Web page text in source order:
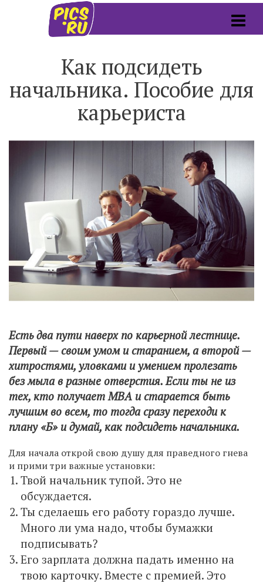
Как подсидеть
начальника. Пособие для
карьериста
Есть два пути наверх по карьерной лестнице.
Первый — своим умом и старанием, а второй —
хитростями, уловками и умением пролезать
без мыла в разные отверстия. Если ты не из
тех, кто получает MBA и старается быть
лучшим во всем, то тогда сразу переходи к
плану «Б» и думай, как подсидеть начальника.
Для начала открой свою душу для праведного гнева
и прими три важные установки:
Твой начальник тупой. Это не
обсуждается.
Ты сделаешь его работу гораздо лучше.
Много ли ума надо, чтобы бумажки
подписывать?
Его зарплата должна падать именно на
твою карточку. Вместе с премией. Это